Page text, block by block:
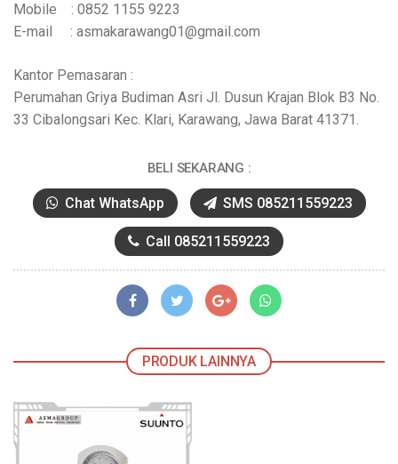
Mobile : 0852 1155 9223
E-mail : asmakarawang01@gmail.com
Kantor Pemasaran :
Perumahan Griya Budiman Asri Jl. Dusun Krajan Blok B3 No.
33 Cibalongsari Kec. Klari, Karawang, Jawa Barat 41371.
BELI SEKARANG :
Chat WhatsApp SMS 085211559223
Call 085211559223